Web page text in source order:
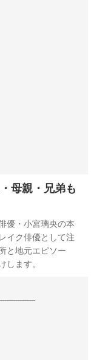
母親・兄弟も
優・小宮璃央の本
イク俳優として注
と地元エピソー
します。